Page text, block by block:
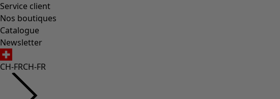
Service client
Nos boutiques
Catalogue
Newsletter
CH-FRCH-FR